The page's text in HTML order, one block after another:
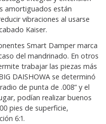
amortiguados están
vibraciones al usarse
Kaiser.
Smart Damper marca
del mandrinado. En otros
trabajar las piezas más
DAISHOWA se determinó
de punta de .008” y el
podían realizar buenos
pies de superficie,
6:1.